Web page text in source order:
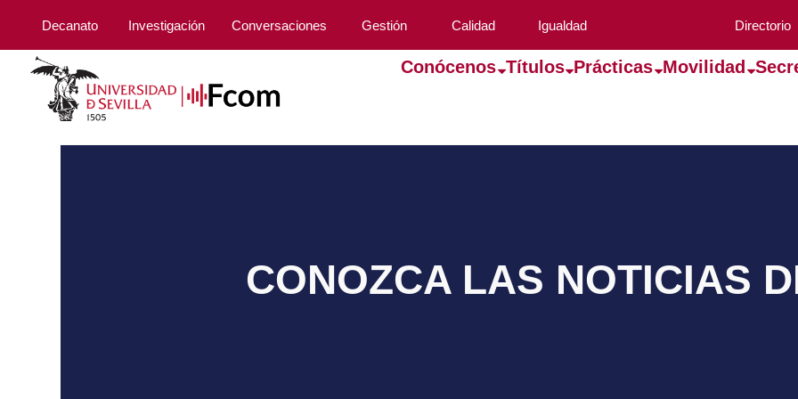
Decanato Investigación Conversaciones Gestión Calidad Igualdad Directorio
Conócenos Títulos Prácticas Movilidad
CONOZCA LAS NOTICIAS